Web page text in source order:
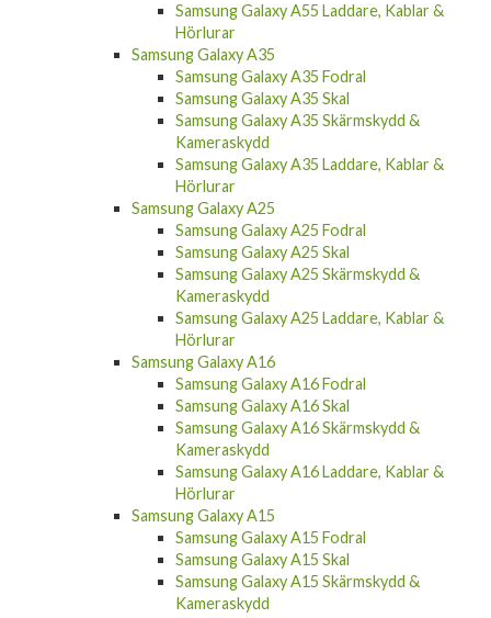
Samsung Galaxy A55 Laddare, Kablar &
Hörlurar
Samsung Galaxy A35
Samsung Galaxy A35 Fodral
Samsung Galaxy A35 Skal
Samsung Galaxy A35 Skärmskydd &
Kameraskydd
Samsung Galaxy A35 Laddare, Kablar &
Hörlurar
Samsung Galaxy A25
Samsung Galaxy A25 Fodral
Samsung Galaxy A25 Skal
Samsung Galaxy A25 Skärmskydd &
Kameraskydd
Samsung Galaxy A25 Laddare, Kablar &
Hörlurar
Samsung Galaxy A16
Samsung Galaxy A16 Fodral
Samsung Galaxy A16 Skal
Samsung Galaxy A16 Skärmskydd &
Kameraskydd
Samsung Galaxy A16 Laddare, Kablar &
Hörlurar
Samsung Galaxy A15
Samsung Galaxy A15 Fodral
Samsung Galaxy A15 Skal
Samsung Galaxy A15 Skärmskydd &
Kameraskydd